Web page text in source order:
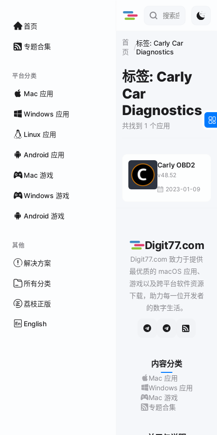
首页
专题合集
平台分类
Mac 应用
Windows 应用
Linux 应用
Android 应用
Mac 游戏
Windows 游戏
Android 游戏
其他
解决方案
所有分类
荔枝正版
English
首
页
/标签: Carly Car
Diagnostics
标签: Carly
Car
Diagnostics
共找到 1 个应用
Carly OBD2
v48.52
2023-01-09
Digit77.com
Digit77.com 致力于提供
最优质的 macOS 应用、
游戏以及跨平台软件资源
下载，助力每一位开发者
的数字生活。
内容分类
Mac 应用
Windows 应用
Mac 游戏
专题合集